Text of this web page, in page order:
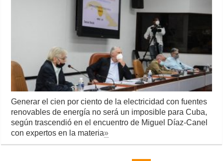
Generar el cien por ciento de la electricidad con fuentes
renovables de energía no será un imposible para Cuba,
según trascendió en el encuentro de Miguel Díaz-Canel
con expertos en la materia»